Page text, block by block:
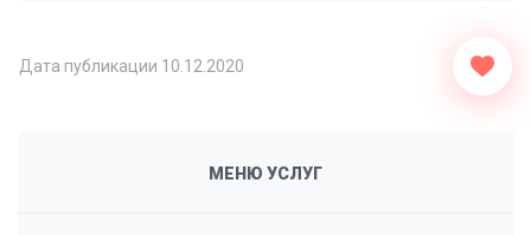
Дата публикации 10.12.2020
МЕНЮ УСЛУГ